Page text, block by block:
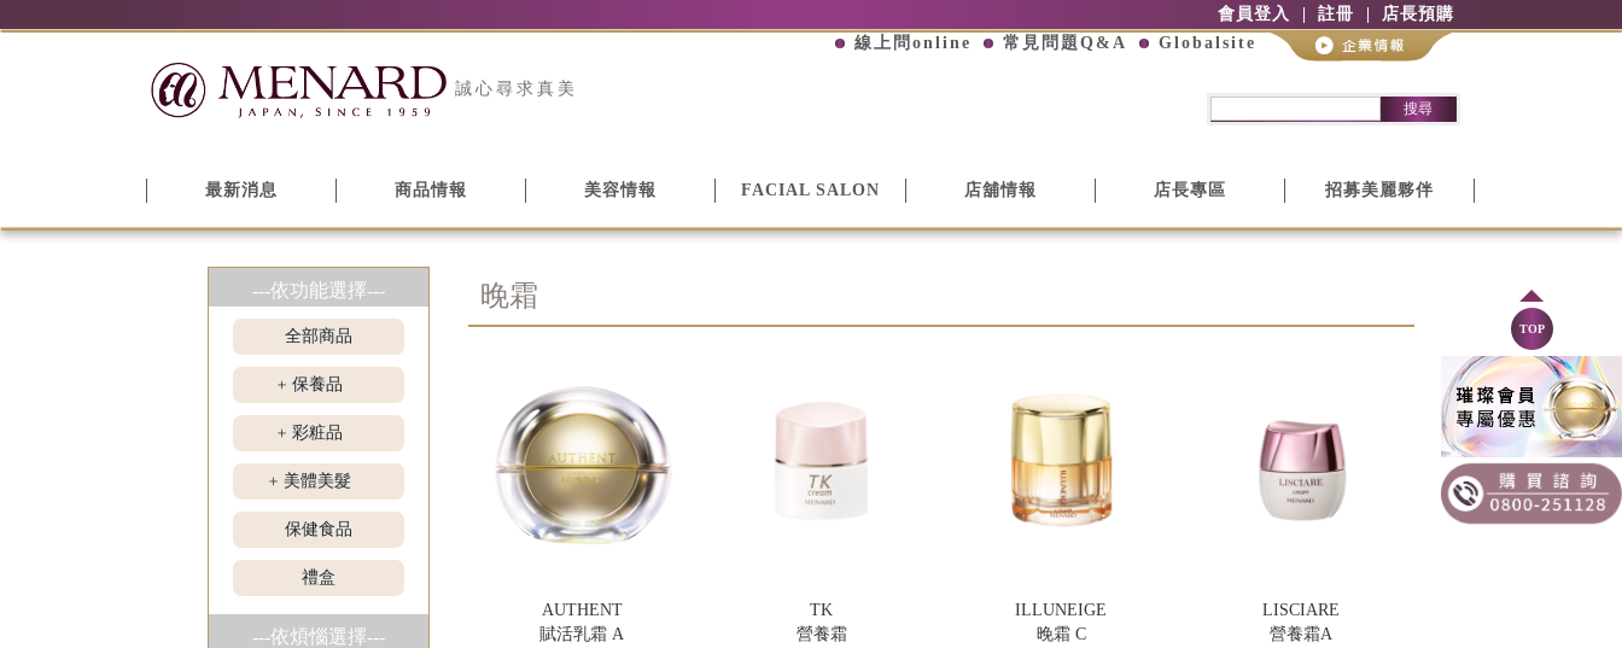
店長預購
註冊
會員登入
線上問online
常見問題Q&A Globalsite
搜尋
誠心尋求真美
最新消息 商品情報 美容情報 FACIAL SALON 店舖情報 店長專區 招募美麗夥伴
---依功能選擇---
全部商品
+ 保養品
+ 彩粧品
+ 美體美髮
保健食品
禮盒
---依煩惱選擇---
晚霜
AUTHENT
賦活乳霜 A
TK
營養霜
ILLUNEIGE
晚霜 C
LISCIARE
營養霜A
TOP